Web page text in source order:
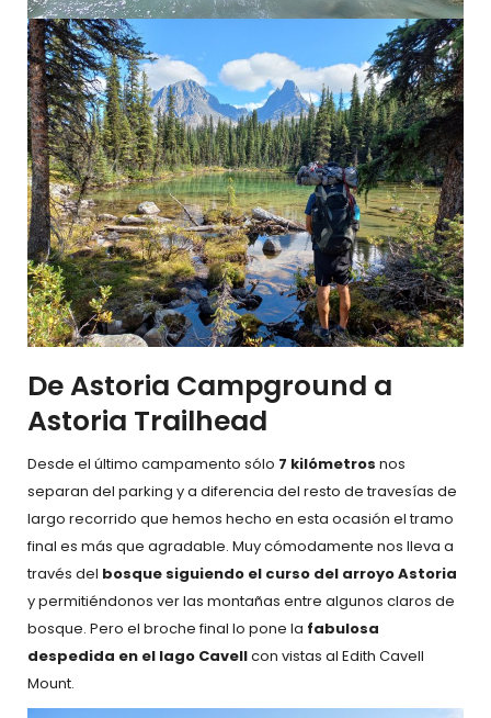
De Astoria Campground a
Astoria Trailhead
Desde el último campamento sólo 7 kilómetros nos
separan del parking y a diferencia del resto de travesías de
largo recorrido que hemos hecho en esta ocasión el tramo
final es más que agradable. Muy cómodamente nos lleva a
través del bosque siguiendo el curso del arroyo Astoria
y permitiéndonos ver las montañas entre algunos claros de
bosque. Pero el broche final lo pone la fabulosa
despedida en el lago Cavellcon vistas al Edith Cavell
Mount.